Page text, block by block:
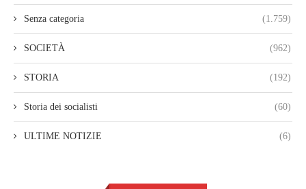
Senza categoria (1.759)
SOCIETÀ (962)
STORIA (192)
Storia dei socialisti (60)
ULTIME NOTIZIE (6)